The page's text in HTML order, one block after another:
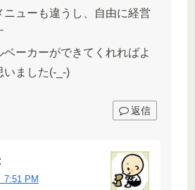
ニューも違うし、自由に経営
ベーカーができてくれればよ
いました(-_-)
返信
7:51 PM